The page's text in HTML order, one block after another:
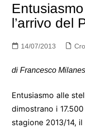
l’arrivo del
14/07/2013
di Francesco
Entusiasmo alle
dimostrano i
stagione 2013/14, il